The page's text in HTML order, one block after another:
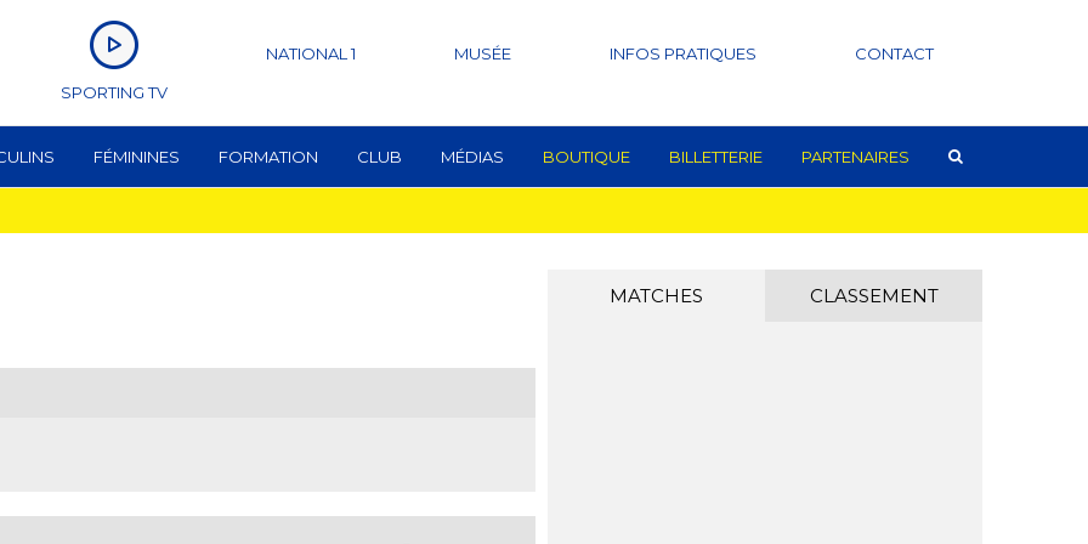
SPORTING TV
NATIONAL 1 MUSÉE INFOS PRATIQUES CONTACT
FÉMININES FORMATION CLUB MÉDIAS BOUTIQUE BILLETTERIE PARTENAIRES
MATCHES CLASSEMENT